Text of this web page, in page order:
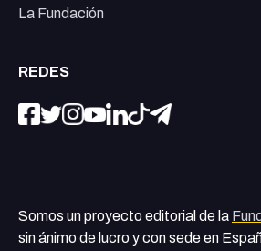
La Fundación
REDES
Somos un proyecto editorial de la
sin ánimo de lucro y con sede en